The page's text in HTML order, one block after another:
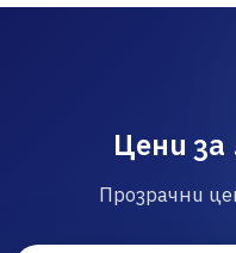
Цени
Прозрачни